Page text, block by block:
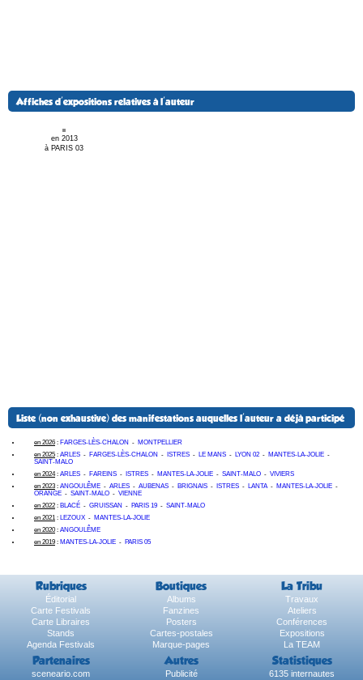
Affiches d'expositions relatives à l'auteur
en 2013
à PARIS 03
Liste (non exhaustive) des manifestations auquelles l'auteur a déjà participé
en 2026 : FARGES-LÈS-CHALON - MONTPELLIER
en 2025 : ARLES - FARGES-LÈS-CHALON - ISTRES - LE MANS - LYON 02 - MANTES-LA-JOLIE -
SAINT-MALO
en 2024: ARLES - FAREINS - ISTRES - MANTES-LA-JOLIE - SAINT-MALO - VIVIERS
en 2023 : ANGOULÊME - ARLES - AUBENAS - BRIGNAIS - ISTRES - LANTA- MANTES-LA-JOLIE -
ORANGE - SAINT-MALO - VIENNE
en 2022 : BLACÉ - GRUISSAN - PARIS 19 - SAINT-MALO
en 2021 : LEZOUX - MANTES-LA-JOLIE
en 2020: ANGOULÊME
en 2019 : MANTES-LA-JOLIE - PARIS 05
Rubriques Boutiques La Tribu
Éditorial Albums
Travaux
Carte Festivals
Fanzines
Ateliers
Carte Libraires
Posters
Conférences
Stands
Cartes-postales
Expositions
Agenda Festivals
Marque-pages La TEAM
Partenaires Autres Statistiques
sceneario.com Publicité 6135 internautes